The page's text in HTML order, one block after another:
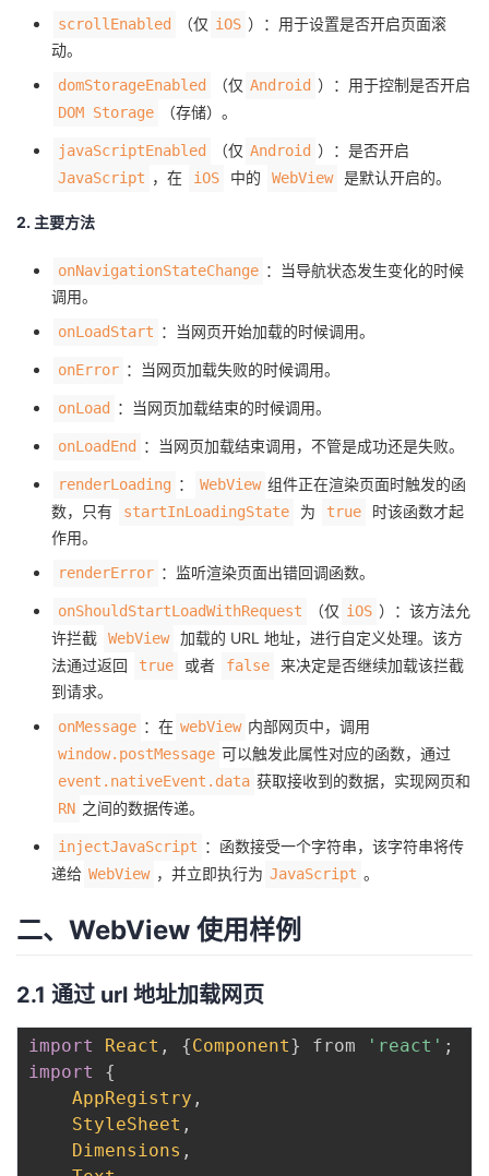
开
堂
验收
的
我
议
scrollEnabled （仅 iOS ）：用于设置是否开启页面滚
动。
domStorageEnabled （仅 Android ）：用于控制是否开启
DOM Storage （存储）。
javaScriptEnabled （仅 Android ）：是否开启
JavaScript ，在 iOS 中的 WebView 是默认开启的。
2. 主要方法
onNavigationStateChange ：当导航状态发生变化的时候
调用。
onLoadStart ：当网页开始加载的时候调用。
onError ：当网页加载失败的时候调用。
onLoad ：当网页加载结束的时候调用。
onLoadEnd ：当网页加载结束调用，不管是成功还是失败。
renderLoading ： WebView 组件正在渲染页面时触发的函
数，只有
startInLoadingState 为 true
时该函数才起
作用。
renderError ：监听渲染页面出错回调函数。
onShouldStartLoadWithRequest （仅 iOS ）：该方法允
许拦截
WebView
加载的 URL 地址，进行自定义处理。该方
法通过返回
true 或者 false
来决定是否继续加载该拦截
到请求。
onMessage ：在 webView 内部网页中，调用
window.postMessage 可以触发此属性对应的函数，通过
event.nativeEvent.data 获取接收到的数据，实现网页和
RN 之间的数据传递。
injectJavaScript ：函数接受一个字符串，该字符串将传
递给 WebView ，并立即执行为 JavaScript 。
二、WebView 使用样例
2.1 通过 url 地址加载网页
import React , {Component} from 'react' ;
import
{
AppRegistry ,
StyleSheet ,
Dimensions ,